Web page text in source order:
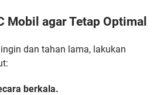
Mobil agar Tetap Optimal
dan tahan lama, lakukan
berkala.